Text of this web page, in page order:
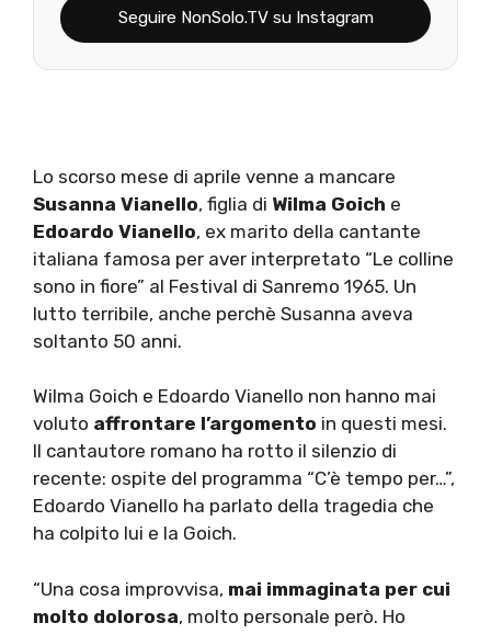
Seguire NonSolo.TV su Instagram
Lo scorso mese di aprile venne a mancare
Susanna Vianello, figlia di Wilma Goich e
Edoardo Vianello, ex marito della cantante
italiana famosa per aver interpretato “Le colline
sono in fiore” al Festival di Sanremo 1965. Un
lutto terribile, anche perchè Susanna aveva
soltanto 50 anni.
Wilma Goich e Edoardo Vianello non hanno mai
voluto affrontare l’argomento in questi mesi.
Il cantautore romano ha rotto il silenzio di
recente: ospite del programma “C’è tempo per…”,
Edoardo Vianello ha parlato della tragedia che
ha colpito lui e la Goich.
“Una cosa improvvisa, mai immaginata per cui
molto dolorosa, molto personale però. Ho